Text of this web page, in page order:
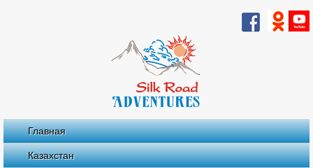
Главная
Казахстан